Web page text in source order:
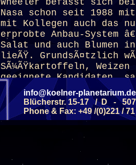
Wheeler befasst sich bei
Nasa schon seit 1988
mit Kollegen auch das
erprobte Anbau-System
Salat und auch Blumen
lieÃŸ. GrundsÃ¤tzlich
SÃ¼ÃŸkartoffeln, Weizen
geeignete Kandidaten,
Kohlenhydrate,
â€žZusammen mit dem
recht gute
info@koelner-planetarium.de
Blücherstr. 15-17 / D -
Phone & Fax: +49 /(0)221 /